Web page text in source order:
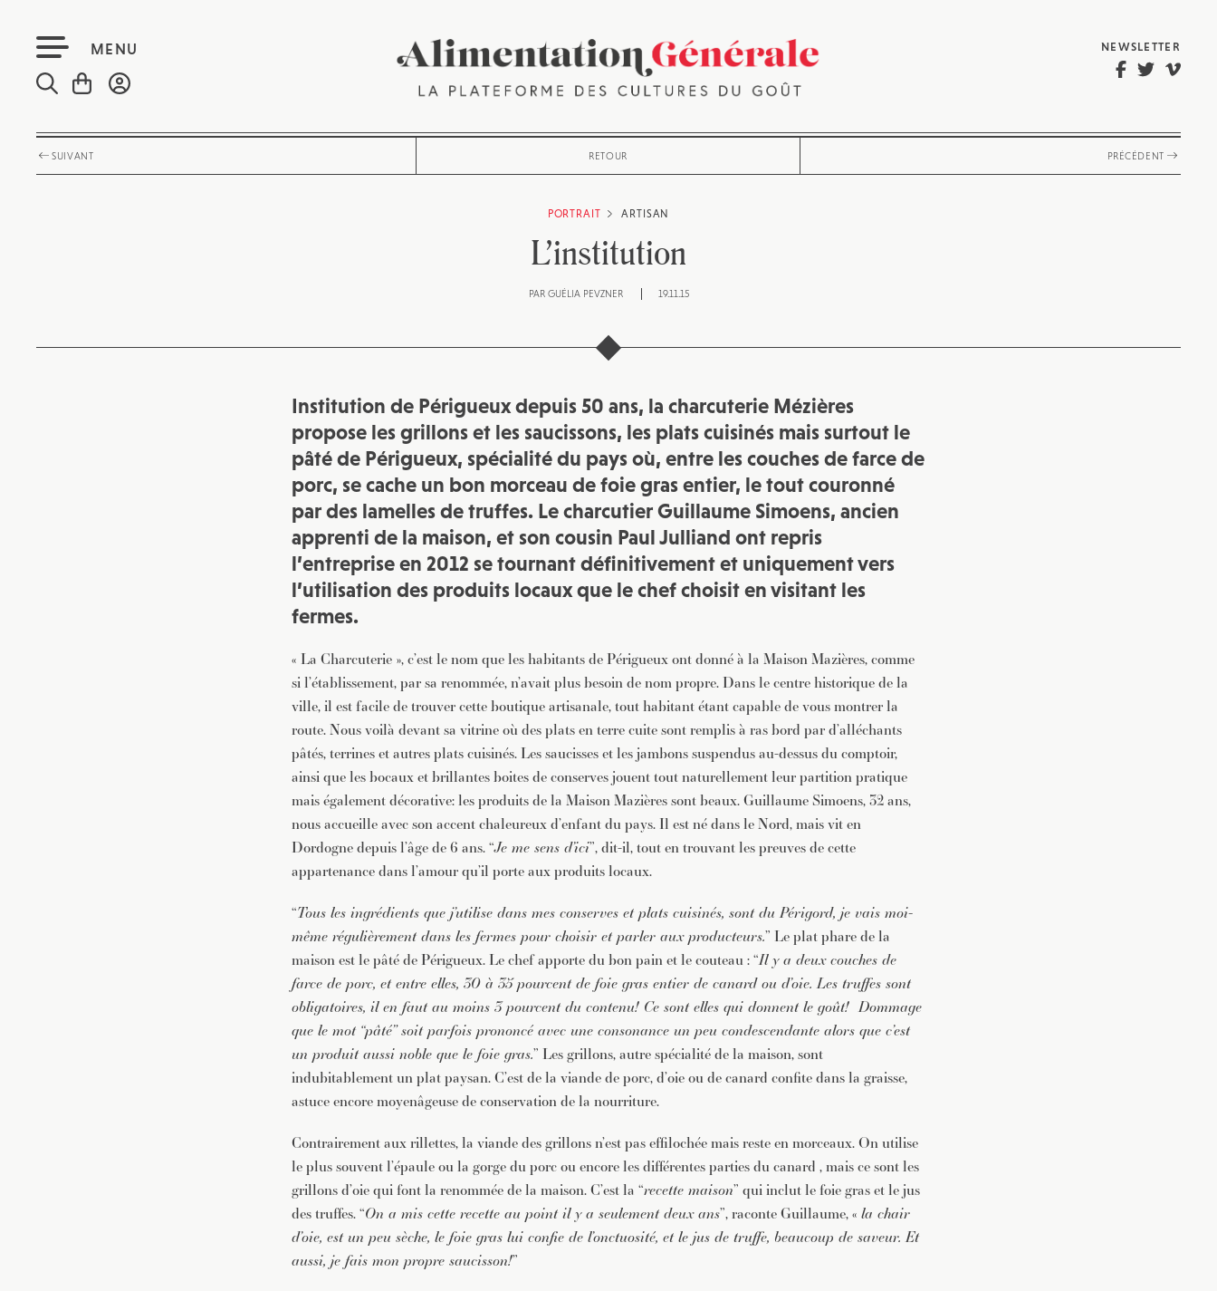
MENU NEWSLETTER
SUIVANT RETOUR PRÉCÉDENT
PORTRAIT ARTISAN
L’institution
PAR GUÉLIA PEVZNER 19.11.15
Institution de Périgueux depuis 50 ans, la charcuterie Mézières
propose les grillons et les saucissons, les plats cuisinés mais surtout le
pâté de Périgueux, spécialité du pays où, entre les couches de farce de
porc, se cache un bon morceau de foie gras entier, le tout couronné
par des lamelles de truffes. Le charcutier Guillaume Simoens, ancien
apprenti de la maison, et son cousin Paul Julliand ont repris
l’entreprise en 2012 se tournant définitivement et uniquement vers
l’utilisation des produits locaux que le chef choisit en visitant les
fermes.
« La Charcuterie », c’est le nom que les habitants de Périgueux ont donné à la Maison Mazières, comme
si l’établissement, par sa renommée, n’avait plus besoin de nom propre. Dans le centre historique de la
ville, il est facile de trouver cette boutique artisanale, tout habitant étant capable de vous montrer la
route. Nous voilà devant sa vitrine où des plats en terre cuite sont remplis à ras bord par d’alléchants
pâtés, terrines et autres plats cuisinés. Les saucisses et les jambons suspendus au-dessus du comptoir,
ainsi que les bocaux et brillantes boites de conserves jouent tout naturellement leur partition pratique
mais également décorative: les produits de la Maison Mazières sont beaux. Guillaume Simoens, 32 ans,
nous accueille avec son accent chaleureux d’enfant du pays. Il est né dans le Nord, mais vit en
Dordogne depuis l’âge de 6 ans. “Je me sens d’ici”, dit-il, tout en trouvant les preuves de cette
appartenance dans l’amour qu’il porte aux produits locaux.
“Tous les ingrédients que j’utilise dans mes conserves et plats cuisinés, sont du Périgord, je vais moi-
même régulièrement dans les fermes pour choisir et parler aux producteurs.” Le plat phare de la
maison est le pâté de Périgueux. Le chef apporte du bon pain et le couteau : “Il y a deux couches de
farce de porc, et entre elles, 30 à 35 pourcent de foie gras entier de canard ou d’oie. Les truffes sont
obligatoires, il en faut au moins 3 pourcent du contenu! Ce sont elles qui donnent le goût! Dommage
que le mot “pâté” soit parfois prononcé avec une consonance un peu condescendante alors que c’est
un produit aussi noble que le foie gras.” Les grillons, autre spécialité de la maison, sont
indubitablement un plat paysan. C’est de la viande de porc, d’oie ou de canard confite dans la graisse,
astuce encore moyenâgeuse de conservation de la nourriture.
Contrairement aux rillettes, la viande des grillons n’est pas effilochée mais reste en morceaux. On utilise
le plus souvent l’épaule ou la gorge du porc ou encore les différentes parties du canard , mais ce sont les
grillons d’oie qui font la renommée de la maison. C’est la “recette maison” qui inclut le foie gras et le jus
des truffes. “On a mis cette recette au point il y a seulement deux ans”, raconte Guillaume, « la chair
d’oie, est un peu sèche, le foie gras lui confie de l’onctuosité, et le jus de truffe, beaucoup de saveur. Et
aussi, je fais mon propre saucisson!”
JE M'INSCRIS À LA NEWSLETTER
Pour recevoir toutes les deux semaines notre lettre d’info avec une
sélection d’articles …